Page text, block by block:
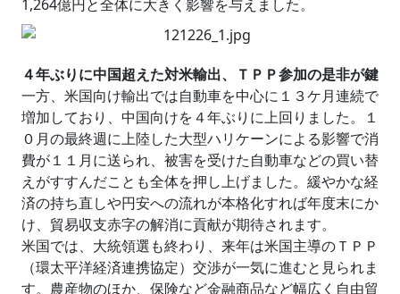
1,264億円と全体に大きく影響を与えました。
４年ぶりに中国超えた対米輸出、ＴＰＰ参加の是非が鍵
一方、米国向け輸出では自動車を中心に１３ケ月連続で
増加しており、中国向けを４年ぶりに上回りました。１
０月の最終週に上陸した大型ハリケーンによる影響で消
費が１１月に送られ、被害を受けた自動車などの買い替
えがすすんだことも全体を押し上げました。緩やかな経
済の持ち直しや円安への流れが本格化すれば年度末にか
け、貿易収支赤字の解消に貢献が期待されます。
米国では、大統領選も終わり、来年は米国主導のＴＰＰ
（環太平洋経済連携協定）交渉が一気に進むと見られま
す。農産物のほか、保険など金融商品など幅広く自由貿